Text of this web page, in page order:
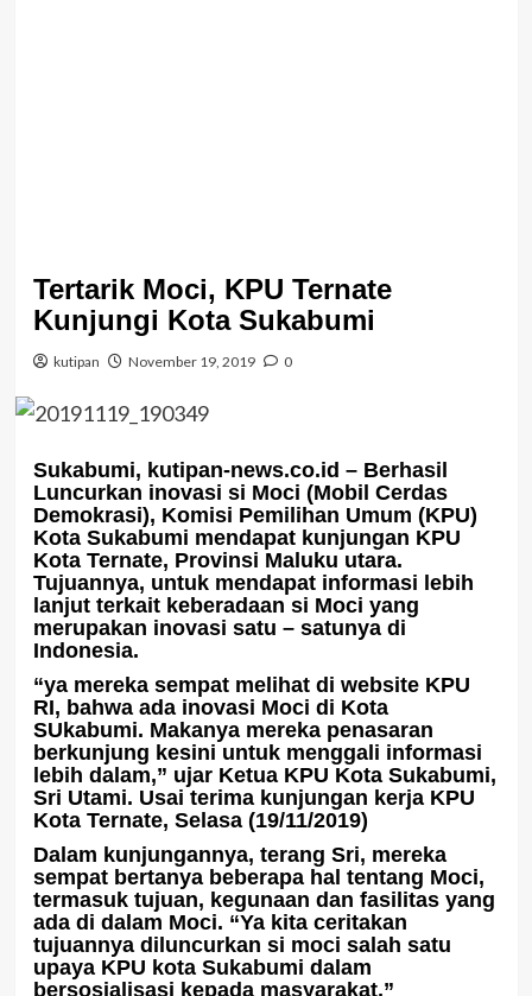
Tertarik Moci, KPU Ternate
Kunjungi Kota Sukabumi
kutipan November 19, 2019 0
Sukabumi, kutipan-news.co.id – Berhasil
Luncurkan inovasi si Moci (Mobil Cerdas
Demokrasi), Komisi Pemilihan Umum (KPU)
Kota Sukabumi mendapat kunjungan KPU
Kota Ternate, Provinsi Maluku utara.
Tujuannya, untuk mendapat informasi lebih
lanjut terkait keberadaan si Moci yang
merupakan inovasi satu – satunya di
Indonesia.
“ya mereka sempat melihat di website KPU
RI, bahwa ada inovasi Moci di Kota
SUkabumi. Makanya mereka penasaran
berkunjung kesini untuk menggali informasi
lebih dalam,” ujar Ketua KPU Kota Sukabumi,
Sri Utami. Usai terima kunjungan kerja KPU
Kota Ternate, Selasa (19/11/2019)
Dalam kunjungannya, terang Sri, mereka
sempat bertanya beberapa hal tentang Moci,
termasuk tujuan, kegunaan dan fasilitas yang
ada di dalam Moci. “Ya kita ceritakan
tujuannya diluncurkan si moci salah satu
upaya KPU kota Sukabumi dalam
bersosialisasi kepada masyarakat,”